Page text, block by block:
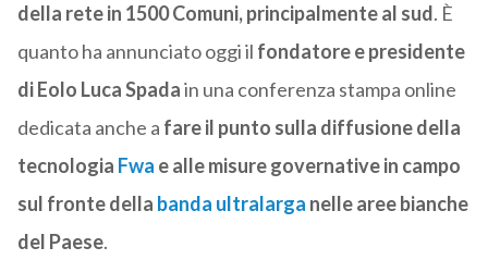
della rete in 1500 Comuni, principalmente al sud. È
quanto ha annunciato oggi il fondatore e presidente
di Eolo Luca Spadain una conferenza stampa online
dedicata anche a fare il punto sulla diffusione della
tecnologia Fwa e alle misure governative in campo
sul fronte della banda ultralarga nelle aree bianche
del Paese.